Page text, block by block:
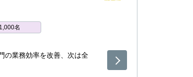
名
の業務効率を改善、次は全